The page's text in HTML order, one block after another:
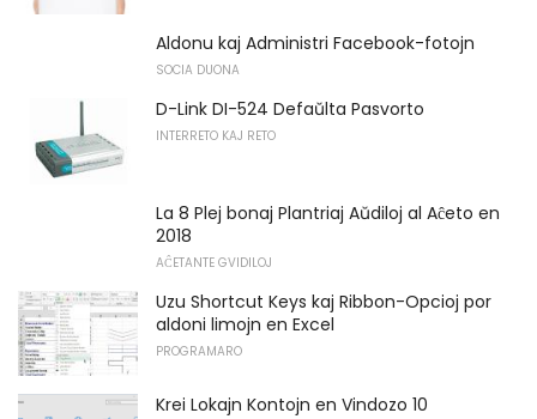
Aldonu kaj Administri Facebook-fotojn
SOCIA DUONA
D-Link DI-524 Defaŭlta Pasvorto
INTERRETO KAJ RETO
La 8 Plej bonaj Plantriaj Aŭdiloj al Aĉeto en
2018
AĈETANTE GVIDILOJ
Uzu Shortcut Keys kaj Ribbon-Opcioj por
aldoni limojn en Excel
PROGRAMARO
Krei Lokajn Kontojn en Vindozo 10